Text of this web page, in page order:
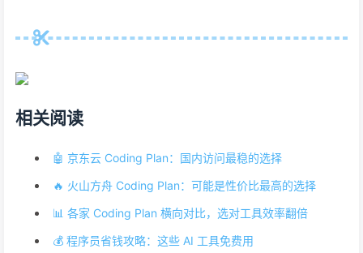
相关阅读
🤖 京东云 Coding Plan：国内访问最稳的选择
🔥 火山方舟 Coding Plan：可能是性价比最高的选择
📊 各家 Coding Plan 横向对比，选对工具效率翻倍
💰 程序员省钱攻略：这些 AI 工具免费用